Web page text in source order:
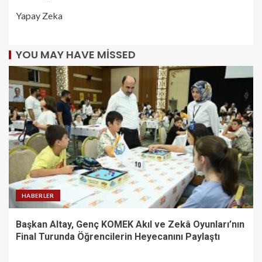
Yapay Zeka
YOU MAY HAVE MISSED
HABERLER
Başkan Altay, Genç KOMEK Akıl ve Zekâ Oyunları’nın
Final Turunda Öğrencilerin Heyecanını Paylaştı